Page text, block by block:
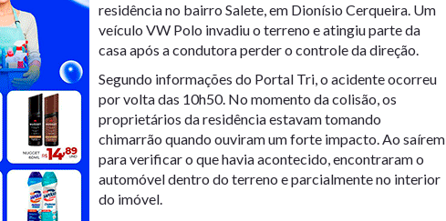
residência no bairro Salete, em Dionísio Cerqueira. Um
veículo VW Polo invadiu o terreno e atingiu parte da
casa após a condutora perder o controle da direção.
Segundo informações do Portal Tri, o acidente ocorreu
por volta das 10h50. No momento da colisão, os
proprietários da residência estavam tomando
chimarrão quando ouviram um forte impacto. Ao saírem
para verificar o que havia acontecido, encontraram o
automóvel dentro do terreno e parcialmente no interior
do imóvel.